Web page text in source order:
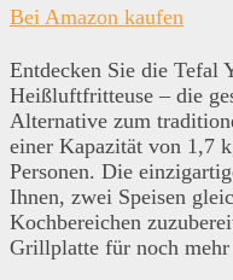
Bei Amazon kaufen
Entdecken Sie die Tefal
Heißluftfritteuse – die
Alternative zum
einer Kapazität von 1,7
Personen. Die
Ihnen, zwei Speisen
Kochbereichen
Grillplatte für noch